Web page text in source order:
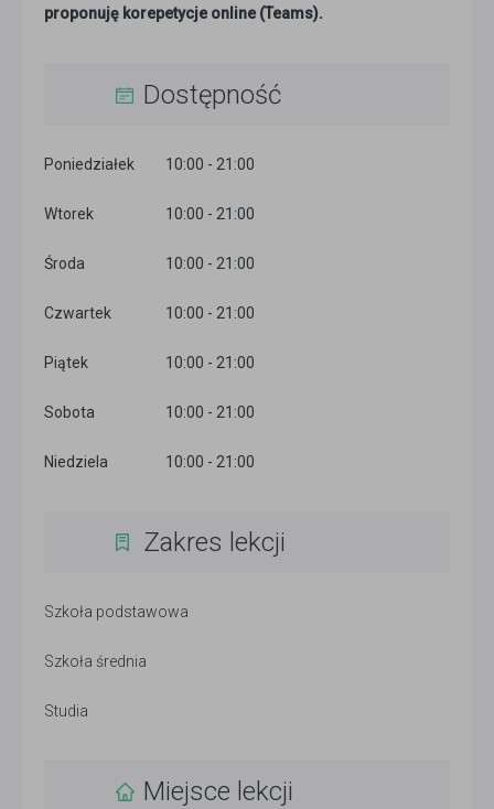
proponuję korepetycje online (Teams).
Dostępność
Poniedziałek 10:00 - 21:00
Wtorek 10:00 - 21:00
Środa 10:00 - 21:00
Czwartek 10:00 - 21:00
Piątek 10:00 - 21:00
Sobota 10:00 - 21:00
Niedziela 10:00 - 21:00
Zakres lekcji
Szkoła podstawowa
Szkoła średnia
Studia
Miejsce lekcji